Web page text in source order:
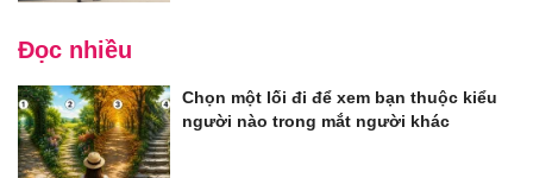
Đọc nhiều
Chọn một lối đi để xem bạn thuộc kiểu
người nào trong mắt người khác